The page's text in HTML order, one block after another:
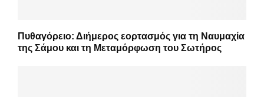
Πυθαγόρειο: Διήμερος εορτασμός για τη Ναυμαχία
της Σάμου και τη Μεταμόρφωση του Σωτήρος